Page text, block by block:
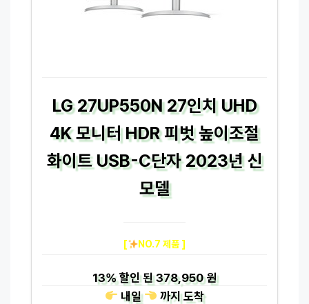
LG 27UP550N 27인치 UHD
4K 모니터 HDR 피벗 높이조절
화이트 USB-C단자 2023년 신
모델
[ NO.7 제품 ]
13%할인 된378,950 원
내일
까지도착